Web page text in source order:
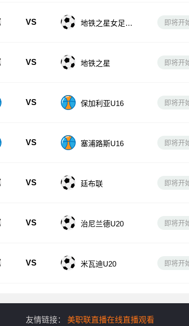
VS 保加利亚U16 即将开
VS 塞浦路斯U16 即将开
VS 廷布联 即将开
VS 治尼兰德U20 即将开
VS 米瓦迪U20 即将开
友情链接： 美职联直播在线直播观看